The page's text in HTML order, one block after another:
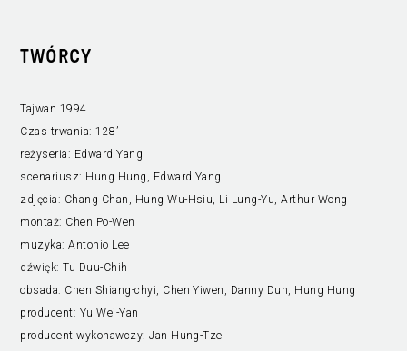
TWÓRCY
Tajwan 1994
Czas trwania: 128’
reżyseria: Edward Yang
scenariusz: Hung Hung, Edward Yang
zdjęcia: Chang Chan, Hung Wu-Hsiu, Li Lung-Yu, Arthur Wong
montaż: Chen Po-Wen
muzyka:Antonio Lee
dźwięk:Tu Duu-Chih
obsada: Chen Shiang-chyi, Chen Yiwen, Danny Dun, Hung Hung
producent: Yu Wei-Yan
producent wykonawczy:Jan Hung-Tze